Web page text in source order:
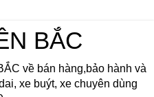
BẮC
về bán hàng,bảo hành và
xe buýt, xe chuyên dùng